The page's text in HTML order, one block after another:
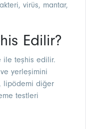
virüs, mantar,
Edilir?
ile teşhis edilir.
yerleşimini
lipödemi diğer
testleri